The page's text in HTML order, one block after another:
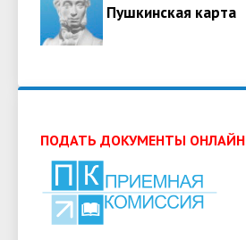
Пушкинская карта
ПОДАТЬ ДОКУМЕНТЫ ОНЛАЙН